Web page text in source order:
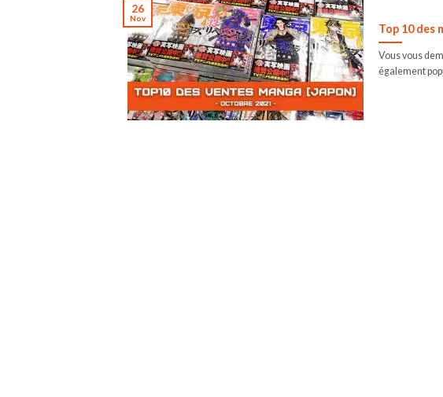
Top 10 des
Vous vous
également
26
Nov